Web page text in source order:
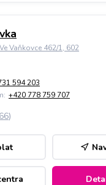
Vaňkovce 462/1, 602
594 203
+420 778 759 707
)